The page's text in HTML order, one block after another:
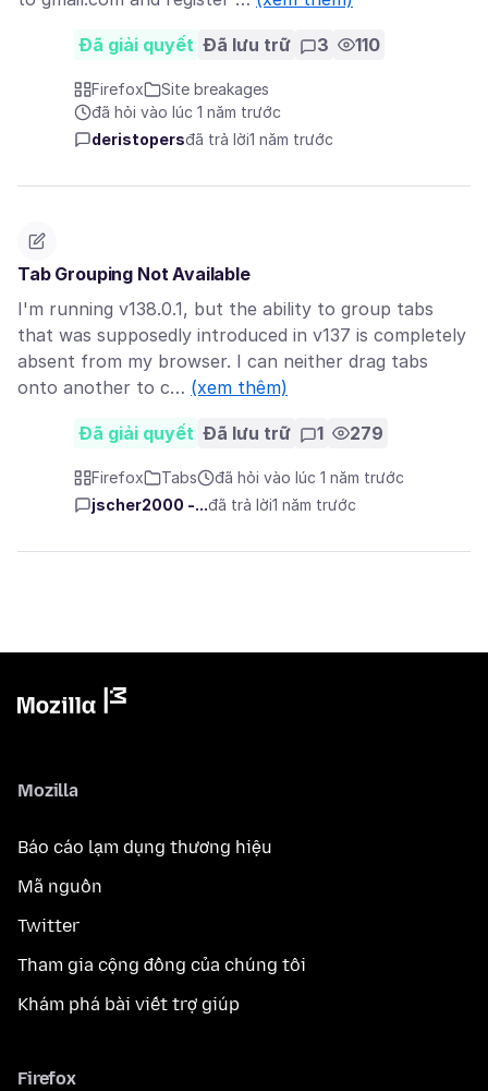
Đã giải quyết Đã lưu trữ 3 110
Firefox
Site breakages
đã hỏi vào lúc 1 năm trước
deristopersđã trả lời1 năm trước
Tab Grouping Not Available
I'm running v138.0.1, but the ability to group tabs
that was supposedly introduced in v137 is completely
absent from my browser. I can neither drag tabs
onto another to c… (xem thêm)
Đã giải quyết Đã lưu trữ 1 279
Firefox Tabs
đã hỏi vào lúc 1 năm trước
jscher2000 -...đã trả lời1 năm trước
Mozilla
Báo cáo lạm dụng thương hiệu
Mã nguồn
Twitter
Tham gia cộng đồng của chúng tôi
Khám phá bài viết trợ giúp
Firefox